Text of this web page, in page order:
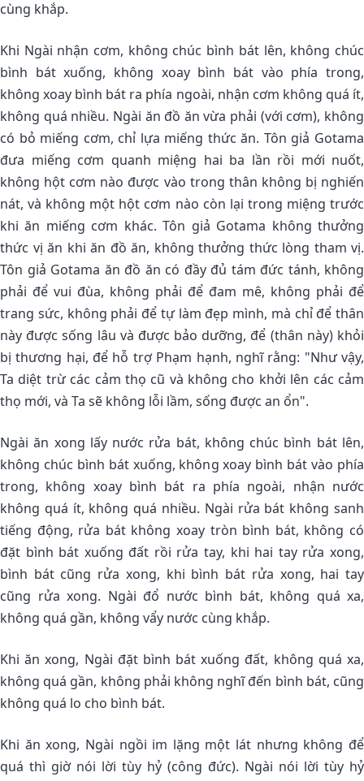
cùng khắp.
Khi Ngài nhận cơm, không chúc bình bát lên, không chúc
bình bát xuống, không xoay bình bát vào phía trong,
không xoay bình bát ra phía ngoài, nhận cơm không quá ít,
không quá nhiều. Ngài ăn đồ ăn vừa phải (với cơm), không
có bỏ miếng cơm, chỉ lựa miếng thức ăn. Tôn giả Gotama
đưa miếng cơm quanh miệng hai ba lần rồi mới nuốt,
không hột cơm nào được vào trong thân không bị nghiến
nát, và không một hột cơm nào còn lại trong miệng trước
khi ăn miếng cơm khác. Tôn giả Gotama không thưởng
thức vị ăn khi ăn đồ ăn, không thưởng thức lòng tham vị.
Tôn giả Gotama ăn đồ ăn có đầy đủ tám đức tánh, không
phải để vui đùa, không phải để đam mê, không phải để
trang sức, không phải để tự làm đẹp mình, mà chỉ để thân
này được sống lâu và được bảo dưỡng, để (thân này) khỏi
bị thương hại, để hỗ trợ Phạm hạnh, nghĩ rằng: "Như vậy,
Ta diệt trừ các cảm thọ cũ và không cho khởi lên các cảm
thọ mới, và Ta sẽ không lỗi lầm, sống được an ổn".
Ngài ăn xong lấy nước rửa bát, không chúc bình bát lên,
không chúc bình bát xuống, không xoay bình bát vào phía
trong, không xoay bình bát ra phía ngoài, nhận nước
không quá ít, không quá nhiều. Ngài rửa bát không sanh
tiếng động, rửa bát không xoay tròn bình bát, không có
đặt bình bát xuống đất rồi rửa tay, khi hai tay rửa xong,
bình bát cũng rửa xong, khi bình bát rửa xong, hai tay
cũng rửa xong. Ngài đổ nước bình bát, không quá xa,
không quá gần, không vẩy nước cùng khắp.
Khi ăn xong, Ngài đặt bình bát xuống đất, không quá xa,
không quá gần, không phải không nghĩ đến bình bát, cũng
không quá lo cho bình bát.
Khi ăn xong, Ngài ngồi im lặng một lát nhưng không để
quá thì giờ nói lời tùy hỷ (công đức). Ngài nói lời tùy hỷ